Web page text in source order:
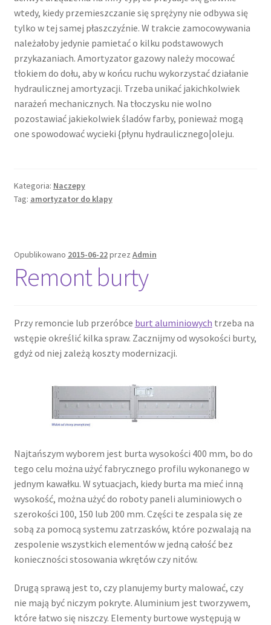
wtedy, kiedy przemieszczanie się sprężyny nie odbywa się
tylko w tej samej płaszczyźnie. W trakcie zamocowywania
należałoby jedynie pamietać o kilku podstawowych
przykazaniach. Amortyzator gazowy należy mocować
tłokiem do dołu, aby w końcu ruchu wykorzystać działanie
hydraulicznej amortyzacji. Trzeba unikać jakichkolwiek
narażeń mechanicznych. Na tłoczysku nie wolno
pozostawiać jakiekolwiek śladów farby, ponieważ mogą
one spowodować wycieki {płynu hydraulicznego|oleju.
Kategoria: Naczepy
Tag: amortyzator do klapy
Opublikowano 2015-06-22przez Admin
Remont burty
Przy remoncie lub przeróbce burt aluminiowych trzeba na
wstępie określić kilka spraw. Zacznijmy od wysokości burty,
gdyż od niej zależą koszty modernizacji.
Najtańszym wyborem jest burta wysokości 400 mm, bo do
tego celu można użyć fabrycznego profilu wykonanego w
jednym kawałku. W sytuacjach, kiedy burta ma mieć inną
wysokość, można użyć do roboty paneli aluminiowych o
szerokości 100, 150 lub 200 mm. Części te zespala się ze
sobą za pomocą systemu zatrzasków, które pozwalają na
zespolenie wszystkich elementów w jedną całość bez
konieczności stosowania wkrętów czy nitów.
Drugą sprawą jest to, czy planujemy burty malować, czy
nie mają być niczym pokryte. Aluminium jest tworzywem,
które łatwo się niszczy. Elementy burtowe występują w